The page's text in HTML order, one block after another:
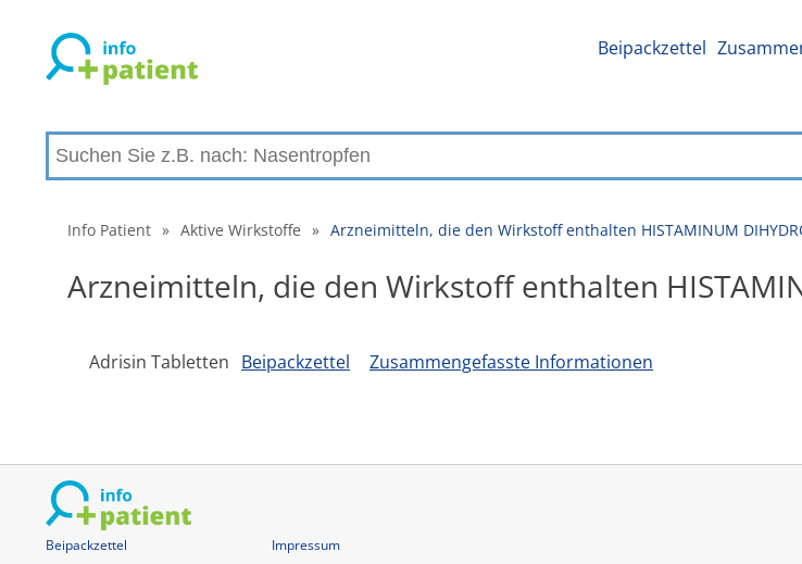
Beipackzettel
Info Patient » Aktive Wirkstoffe » Arzneimitteln, die den Wirkstoff enthalten HISTAMINUM
Arzneimitteln, die den Wirkstoff enthalten
Adrisin Tabletten Beipackzettel Zusammengefasste Informationen
Beipackzettel
Impressum